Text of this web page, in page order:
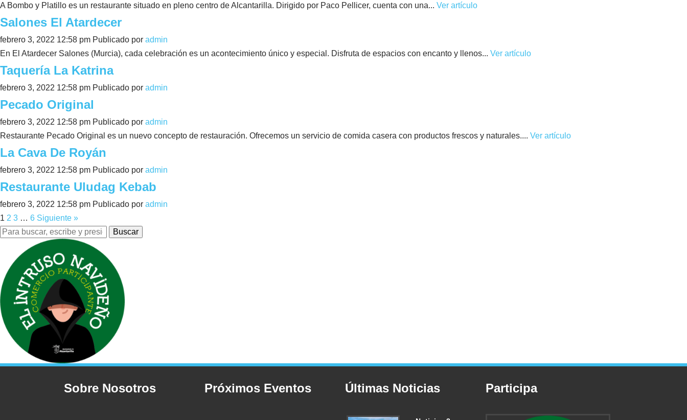
A Bombo y Platillo es un restaurante situado en pleno centro de Alcantarilla. Dirigido por Paco Pellicer, cuenta con una... Ver artículo
Salones El Atardecer
febrero 3, 2022 12:58 pm Publicado por admin
En El Atardecer Salones (Murcia), cada celebración es un acontecimiento único y especial. Disfruta de espacios con encanto y llenos... Ver artículo
Taquería La Katrina
febrero 3, 2022 12:58 pm Publicado por admin
Pecado Original
febrero 3, 2022 12:58 pm Publicado por admin
Restaurante Pecado Original es un nuevo concepto de restauración. Ofrecemos un servicio de comida casera con productos frescos y naturales.... Ver artículo
La Cava De Royán
febrero 3, 2022 12:58 pm Publicado por admin
Restaurante Uludag Kebab
febrero 3, 2022 12:58 pm Publicado por admin
1 2 3 … 6 Siguiente »
Buscar
Sobre Nosotros Próximos Eventos Últimas Noticias Participa